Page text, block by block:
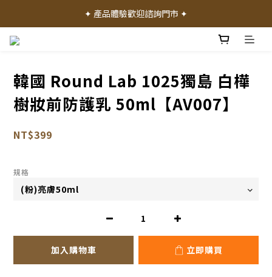
✦ 加入會員就送 50 元購物禮金 ✦
✦ 產品體驗歡迎諮詢門市 ✦
韓國 Round Lab 1025獨島 白樺
樹妝前防護乳 50ml【AV007】
NT$399
規格
加入購物車 立即購買